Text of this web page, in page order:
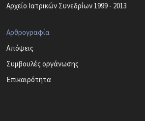
Αρχείο Ιατρικών Συνεδρίων 1999 - 2013
Αρθρογραφία
Απόψεις
Συμβουλές οργάνωσης
Επικαιρότητα